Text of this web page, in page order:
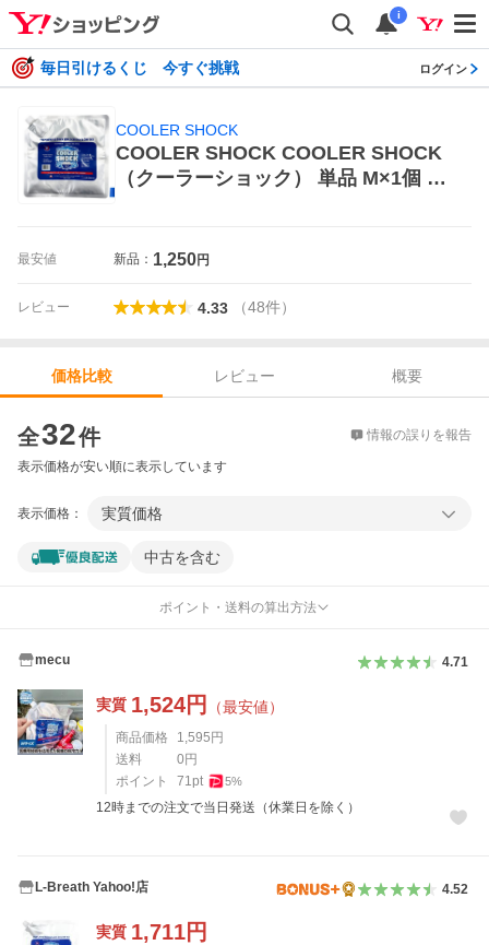
i
毎日引けるくじ 今すぐ挑戦 ログイン
COOLER SHOCK
COOLER SHOCK COOLER SHOCK
（クーラーショック） 単品 M×1個 保
最安値 新品： 1,250円
レビュー 4.33 （48件）
価格比較 レビュー
概要
全32件 情報の誤りを報告
表示価格が安い順に表示しています
表示価格： 実質価格
中古を含む
ポイント・送料の算出方法
mecu 4.71
実質 1,524円 （最安値）
商品価格 1,595 円
送料
0 円
ポイント
71pt 5%
12時までの注文で当日発送（休業日を除く）
L-Breath Yahoo!店 4.52
実質 1,711円